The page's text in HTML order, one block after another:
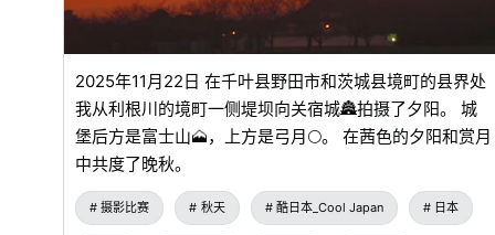
2025年11月22日 在千叶县野田市和茨城县境町的县界处
我从利根川的境町一侧堤坝向关宿城🏯拍摄了夕阳。 城
堡后方是富士山🗻，上方是弓月🌕。 在茜色的夕阳和赏月
中共度了晚秋。
摄影比赛 秋天 酷日本_Cool Japan 日本